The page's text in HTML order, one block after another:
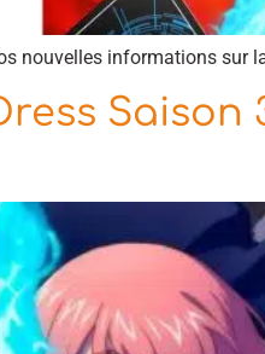
nouvelles informations sur
Saison